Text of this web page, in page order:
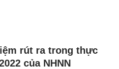
rút ra trong thực
của NHNN